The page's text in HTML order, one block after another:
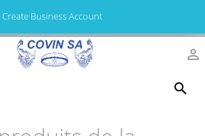
Create Business Account

